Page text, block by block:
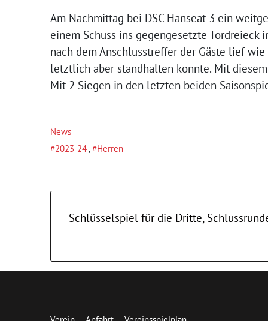
Am Nachmittag bei DSC Hanseat 3 ein
einem Schuss ins gegengesetzte
nach dem Anschlusstreffer der Gäste lief
letztlich aber standhalten konnte. Mit
Mit 2 Siegen in den letzten beiden
News
2023-24, Herren
Schlüsselspiel für die Dritte,